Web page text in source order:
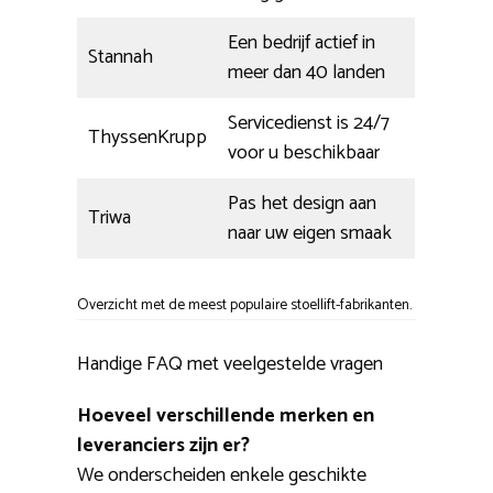
Stannah
Een bedrijf actief in
meer dan 40 landen
ThyssenKrupp
Servicedienst is 24/7
voor u beschikbaar
Triwa
Pas het design aan
naar uw eigen smaak
Overzicht met de meest populaire stoellift-fabrikanten.
Handige FAQ met veelgestelde vragen
Hoeveel verschillende merken en
leveranciers zijn er?
We onderscheiden enkele geschikte